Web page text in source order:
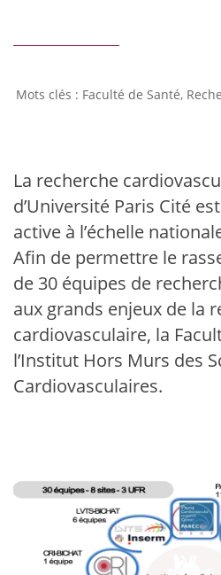
Faculté de Santé,
La recherche
d’Université Paris Cité
active à l’échelle
Afin de permettre le
de 30 équipes de
aux grands enjeux de la
cardiovasculaire, la
l’Institut Hors Murs des
Cardiovasculaires.